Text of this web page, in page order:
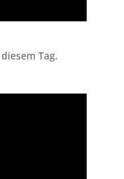
Tag.